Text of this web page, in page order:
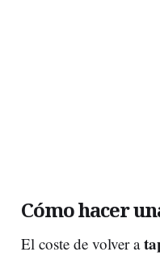
Cómo hacer
El coste de volver a